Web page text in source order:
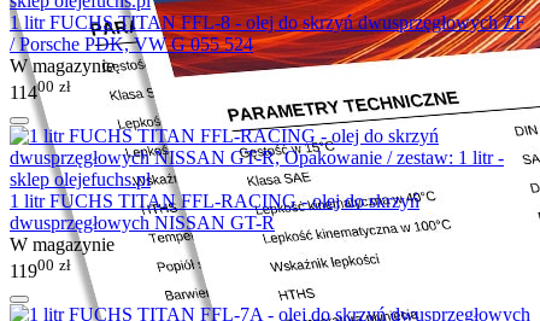
1 litr FUCHS TITAN FFL-8 - olej do skrzyń dwusprzęgłowych ZF
/ Porsche PDK, VW G 055 524
W magazynie
11400 zł
1 litr FUCHS TITAN FFL-RACING - olej do skrzyń
dwusprzęgłowych NISSAN GT-R
W magazynie
11900 zł